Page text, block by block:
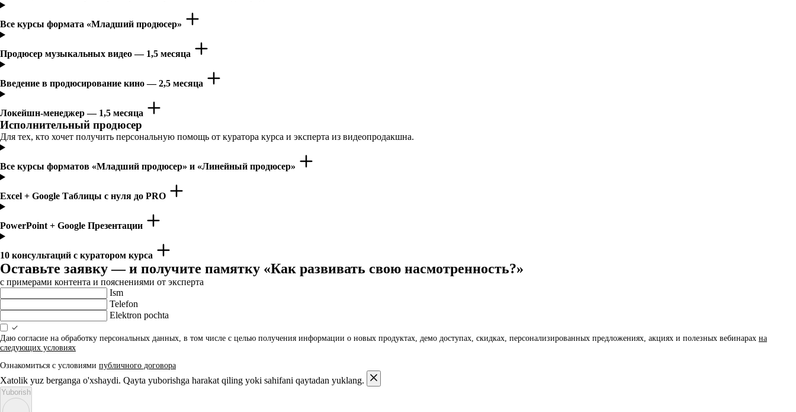
Все курсы формата «Младший продюсер»
Продюсер музыкальных видео — 1,5 месяца
Введение в продюсирование кино — 2,5 месяца
Локейшн-менеджер — 1,5 месяца
Исполнительный продюсер
Для тех, кто хочет получить персональную помощь от куратора курса и эксперта из видеопродакшна.
Все курсы форматов «Младший продюсер» и «Линейный продюсер»
Excel + Google Таблицы с нуля до PRO
PowerPoint + Google Презентации
10 консультаций с куратором курса
Оставьте заявку — и получите памятку «Как развивать свою насмотренность?»
с примерами контента и пояснениями от эксперта
Ism
Telefon
Elektron pochta
Даю согласие на обработку персональных данных, в том числе с целью получения информации о новых продуктах, демо доступах, скидках, персонализированных предложениях, акциях и полезных вебинарах на
следующих условиях
Ознакомиться с условиями публичного договора
Xatolik yuz berganga o'xshaydi. Qayta yuborishga harakat qiling yoki sahifani qaytadan yuklang.
Yuborish